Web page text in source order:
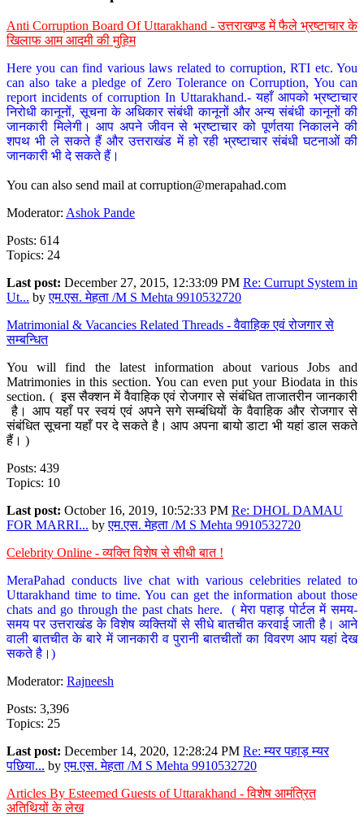
Anti Corruption Board Of Uttarakhand - उत्तराखण्ड में फैले भ्रष्टाचार के
खिलाफ आम आदमी की मुहिम
Here you can find various laws related to corruption, RTI etc. You
can also take a pledge of Zero Tolerance on Corruption, You can
report incidents of corruption In Uttarakhand.- यहाँ आपको भ्रष्टाचार
निरोधी कानूनों, सूचना के अधिकार संबंधी कानूनों और अन्य संबंधी कानूनों की
जानकारी मिलेगी। आप अपने जीवन से भ्रष्टाचार को पूर्णतया निकालने की
शपथ भी ले सकते हैं और उत्तराखंड में हो रही भ्रष्टाचार संबंधी घटनाओं की
जानकारी भी दे सकते हैं।
You can also send mail at corruption@merapahad.com
Moderator: Ashok Pande
Posts: 614
Topics: 24
Last post: December 27, 2015, 12:33:09 PM Re: Currupt System in
Ut... byएम.एस. मेहता /M S Mehta 9910532720
Matrimonial & Vacancies Related Threads - वैवाहिक एवं रोजगार से
सम्बन्धित
You will find the latest information about various Jobs and
Matrimonies in this section. You can even put your Biodata in this
section. ( इस सैक्शन में वैवाहिक एवं रोजगार से संबंधित ताजातरीन जानकारी
है। आप यहाँ पर स्वयं एवं अपने सगे सम्बंधियों के वैवाहिक और रोजगार से
संबंधित सूचना यहाँ पर दे सकते है। आप अपना बायो डाटा भी यहां डाल सकते
हैं। )
Posts: 439
Topics: 10
Last post: October 16, 2019, 10:52:33 PM Re: DHOL DAMAU
FOR MARRI... byएम.एस. मेहता /M S Mehta 9910532720
Celebrity Online - व्यक्ति विशेष से सीधी बात !
MeraPahad conducts live chat with various celebrities related to
Uttarakhand time to time. You can get the information about those
chats and go through the past chats here. ( मेरा पहाड़ पोर्टल में समय-
समय पर उत्तराखंड के विशेष व्यक्तियों से सीधे बातचीत करवाई जाती है। आने
वाली बातचीत के बारे में जानकारी व पुरानी बातचीतों का विवरण आप यहां देख
सकते है।)
Moderator: Rajneesh
Posts: 3,396
Topics: 25
Last post: December 14, 2020, 12:28:24 PM Re: म्यर पहाड़ म्यर
पछिया... byएम.एस. मेहता /M S Mehta 9910532720
Articles By Esteemed Guests of Uttarakhand - विशेष आमंत्रित
अतिथियों के लेख